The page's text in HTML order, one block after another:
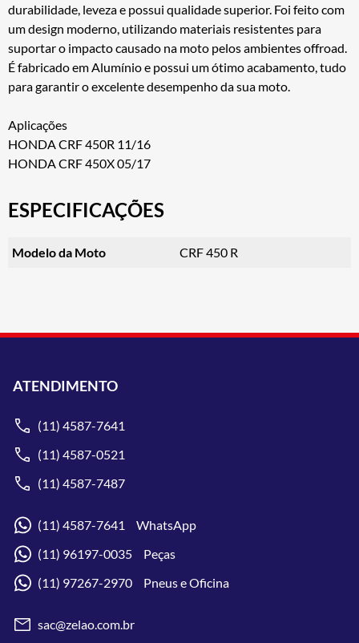
durabilidade, leveza e possui qualidade superior. Foi feito com
um design moderno, utilizando materiais resistentes para
suportar o impacto causado na moto pelos ambientes offroad.
É fabricado em Alumínio e possui um ótimo acabamento, tudo
para garantir o excelente desempenho da sua moto.
Aplicações
HONDA CRF 450R 11/16
HONDA CRF 450X 05/17
ESPECIFICAÇÕES
Modelo da Moto CRF 450 R
ATENDIMENTO
(11) 4587-7641
(11) 4587-0521
(11) 4587-7487
(11) 4587-7641 WhatsApp
(11) 96197-0035 Peças
(11) 97267-2970 Pneus e Oficina
sac@zelao.com.br